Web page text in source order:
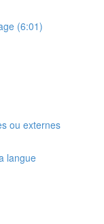
(6:01)
ou externes
langue